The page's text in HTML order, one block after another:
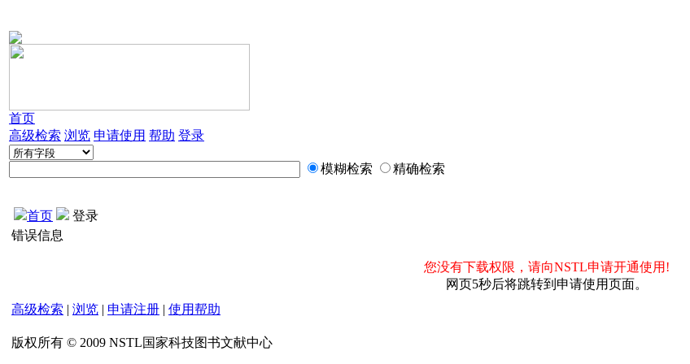
首页
高级检索 浏览 申请使用 帮助 登录
模糊检索 精确检索
首页
登录
错误信息
您没有下载权限，请向NSTL申请开通使用!
网页5秒后将跳转到申请使用页面。
高级检索 | 浏览 | 申请注册 | 使用帮助
版权所有 © 2009 NSTL国家科技图书文献中心